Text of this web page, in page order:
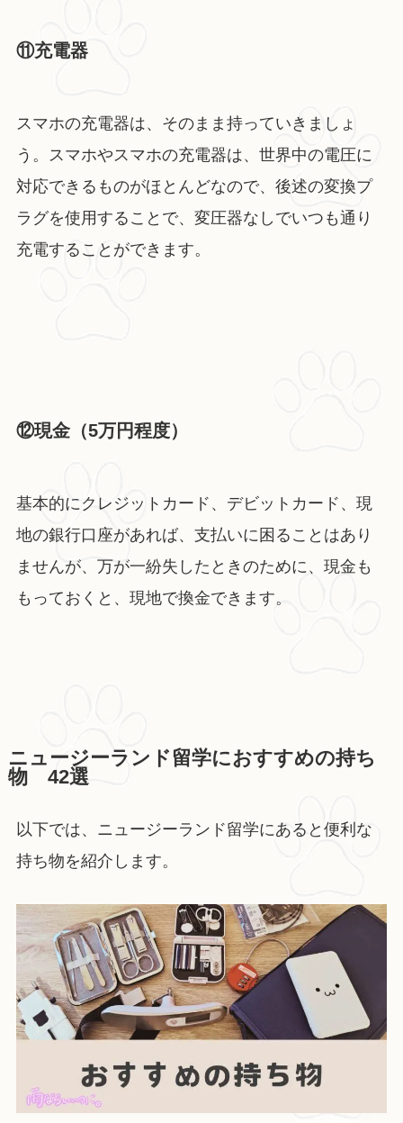
⑪充電器
スマホの充電器は、そのまま持っていきましょ
う。スマホやスマホの充電器は、世界中の電圧に
対応できるものがほとんどなので、後述の変換プ
ラグを使用することで、変圧器なしでいつも通り
充電することができます。
⑫現金（5万円程度）
基本的にクレジットカード、デビットカード、現
地の銀行口座があれば、支払いに困ることはあり
ませんが、万が一紛失したときのために、現金も
もっておくと、現地で換金できます。
ニュージーランド留学におすすめの持ち
物 42選
以下では、ニュージーランド留学にあると便利な
持ち物を紹介します。